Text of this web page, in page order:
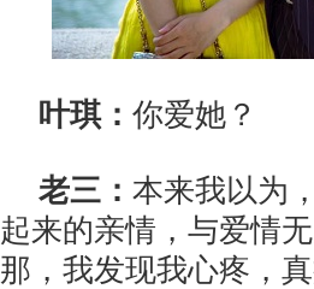
叶琪： 你爱她？
老三： 本来我以为
起来的亲情，与爱情
那，我发现我心疼，